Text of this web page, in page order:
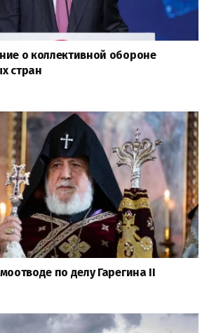
о коллективной обороне
стран
по делу Гарегина II